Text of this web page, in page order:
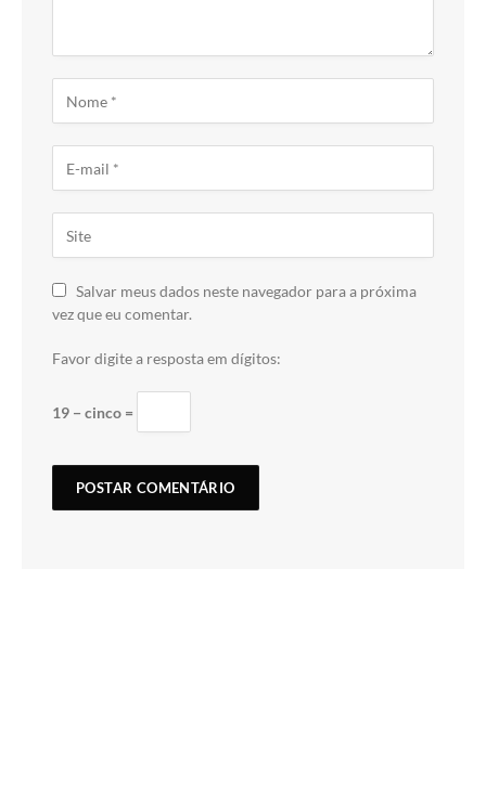
Salvar meus dados neste navegador para a próxima
vez que eu comentar.
Favor digite a resposta em dígitos:
19 − cinco =